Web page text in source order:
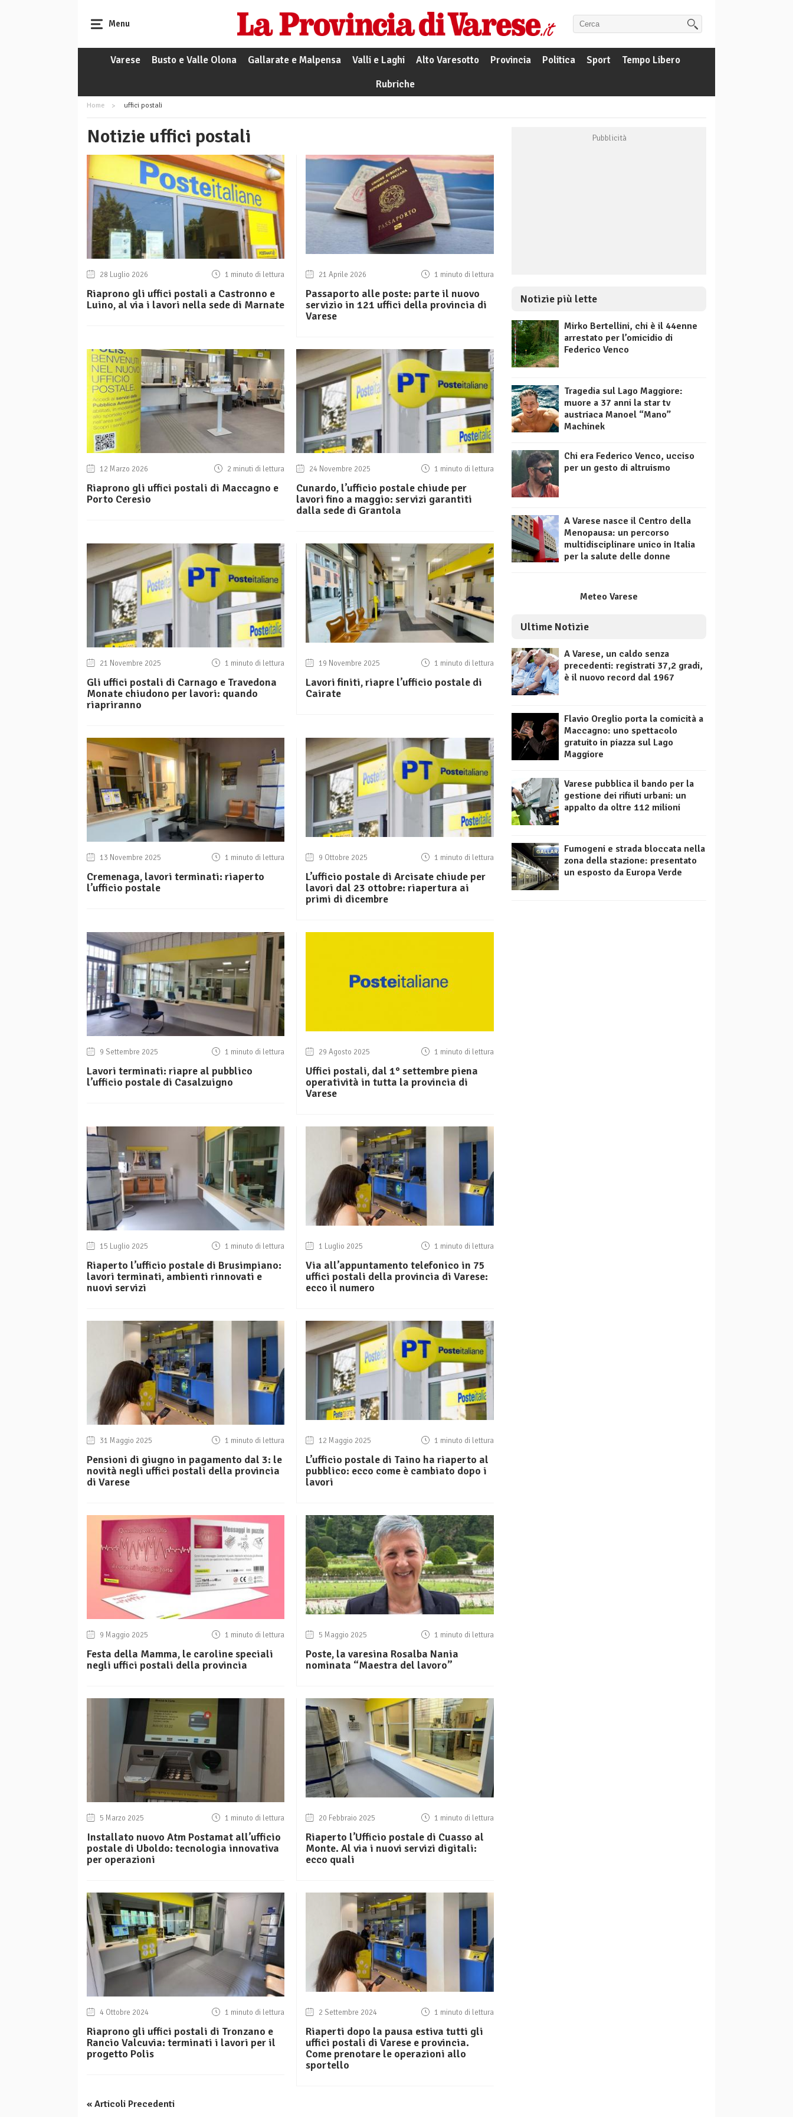
Menu
Varese Busto e Valle Olona Gallarate e Malpensa Valli e Laghi Alto Varesotto Provincia Politica Sport
Tempo Libero
Rubriche
Home uffici postali
Notizie uffici postali
28 Luglio 2026 1 minuto di lettura
Riaprono gli uffici postali a Castronno e
Luino, al via i lavori nella sede di Marnate
21 Aprile 2026 1 minuto di lettura
Passaporto alle poste: parte il nuovo
servizio in 121 uffici della provincia di
Varese
12 Marzo 2026 2 minuti di lettura
Riaprono gli uffici postali di Maccagno e
Porto Ceresio
24 Novembre 2025 1 minuto di lettura
Cunardo, l’ufficio postale chiude per
lavori fino a maggio: servizi garantiti
dalla sede di Grantola
21 Novembre 2025 1 minuto di lettura
Gli uffici postali di Carnago e Travedona
Monate chiudono per lavori: quando
riapriranno
19 Novembre 2025 1 minuto di lettura
Lavori finiti, riapre l’ufficio postale di
Cairate
13 Novembre 2025 1 minuto di lettura
Cremenaga, lavori terminati: riaperto
l’ufficio postale
9 Ottobre 2025 1 minuto di lettura
L’ufficio postale di Arcisate chiude per
lavori dal 23 ottobre: riapertura ai
primi di dicembre
9 Settembre 2025 1 minuto di lettura
Lavori terminati: riapre al pubblico
l’ufficio postale di Casalzuigno
29 Agosto 2025 1 minuto di lettura
Uffici postali, dal 1° settembre piena
operatività in tutta la provincia di
Varese
15 Luglio 2025 1 minuto di lettura
Riaperto l’ufficio postale di Brusimpiano:
lavori terminati, ambienti rinnovati e
nuovi servizi
1 Luglio 2025 1 minuto di lettura
Via all’appuntamento telefonico in 75
uffici postali della provincia di Varese:
ecco il numero
31 Maggio 2025 1 minuto di lettura
Pensioni di giugno in pagamento dal 3: le
novità negli uffici postali della provincia
di Varese
12 Maggio 2025 1 minuto di lettura
L’ufficio postale di Taino ha riaperto al
pubblico: ecco come è cambiato dopo i
lavori
9 Maggio 2025 1 minuto di lettura
Festa della Mamma, le caroline speciali
negli uffici postali della provincia
5 Maggio 2025 1 minuto di lettura
Poste, la varesina Rosalba Nania
nominata “Maestra del lavoro”
5 Marzo 2025 1 minuto di lettura
Installato nuovo Atm Postamat all’ufficio
postale di Uboldo: tecnologia innovativa
per operazioni
20 Febbraio 2025 1 minuto di lettura
Riaperto l’Ufficio postale di Cuasso al
Monte. Al via i nuovi servizi digitali:
ecco quali
4 Ottobre 2024 1 minuto di lettura
Riaprono gli uffici postali di Tronzano e
Rancio Valcuvia: terminati i lavori per il
progetto Polis
2 Settembre 2024 1 minuto di lettura
Riaperti dopo la pausa estiva tutti gli
uffici postali di Varese e provincia.
Come prenotare le operazioni allo
sportello
« Articoli Precedenti
Notizie più lette
Mirko Bertellini, chi è il 44enne
arrestato per l’omicidio di
Federico Venco
Tragedia sul Lago Maggiore:
muore a 37 anni la star tv
austriaca Manoel “Mano”
Machinek
Chi era Federico Venco, ucciso
per un gesto di altruismo
A Varese nasce il Centro della
Menopausa: un percorso
multidisciplinare unico in Italia
per la salute delle donne
Meteo Varese
Ultime Notizie
A Varese, un caldo senza
precedenti: registrati 37,2 gradi,
è il nuovo record dal 1967
Flavio Oreglio porta la comicità a
Maccagno: uno spettacolo
gratuito in piazza sul Lago
Maggiore
Varese pubblica il bando per la
gestione dei rifiuti urbani: un
appalto da oltre 112 milioni
Fumogeni e strada bloccata nella
zona della stazione: presentato
un esposto da Europa Verde